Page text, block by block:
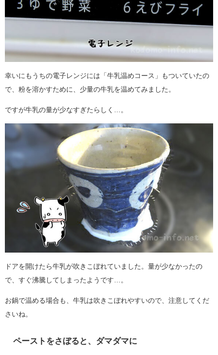
幸いにもうちの電子レンジには「牛乳温めコース」もついていたの
で、粉を溶かすために、少量の牛乳を温めてみました。
ですが牛乳の量が少なすぎたらしく…。
ドアを開けたら牛乳が吹きこぼれていました。量が少なかったの
で、すぐ沸騰してしまったようです…。
お鍋で温める場合も、牛乳は吹きこぼれやすいので、注意してくだ
さいね。
ペーストをさぼると、ダマダマに